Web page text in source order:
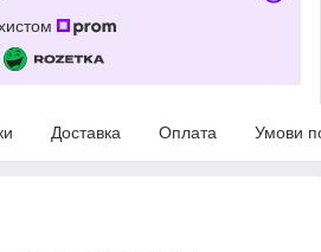
Доставка Оплата Умови